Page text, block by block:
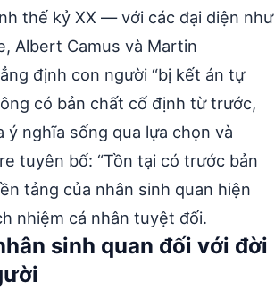
thế kỷ XX — với các đại diện như
Albert Camus và Martin
định con người “bị kết án tự
có bản chất cố định từ trước,
ý nghĩa sống qua lựa chọn và
tuyên bố: “Tồn tại có trước bản
tảng của nhân sinh quan hiện
nhiệm cá nhân tuyệt đối.
sinh quan đối với đời